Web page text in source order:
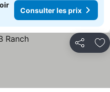
Consulter les prix
Partager